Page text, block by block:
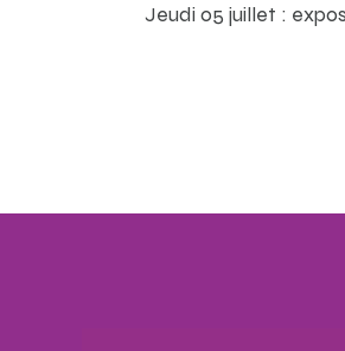
Jeudi 05 juillet :